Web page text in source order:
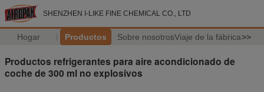
SHENZHEN I-LIKE FINE CHEMICAL CO., LTD
Hogar Productos Sobre nosotrosViaje de la fábrica>>
Productos refrigerantes para aire acondicionado de
coche de 300 ml no explosivos